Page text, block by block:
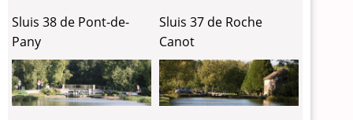
Sluis 38 de Pont-de-
Pany
Sluis 37 de Roche
Canot